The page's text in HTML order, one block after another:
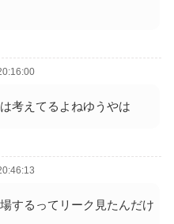
考えてるよねゆうやは
するってリーク見たんだけ